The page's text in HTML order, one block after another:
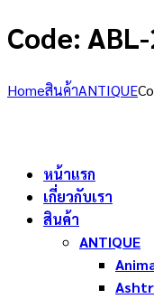
Code:
Homeสินค้าANTIQUE
หน้าแรก
เกี่ยวกับเรา
สินค้า
ANTIQUE